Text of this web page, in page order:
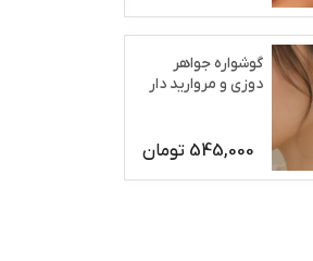
گوشواره جواهر
دوزی و مروارید دار
545,000 تومان